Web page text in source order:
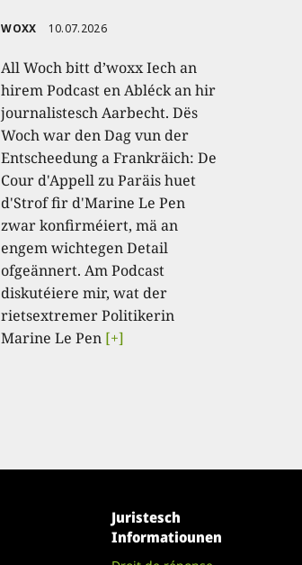
WOXX 10.07.2026
All Woch bitt d’woxx Iech an
hirem Podcast en Abléck an hir
journalistesch Aarbecht. Dës
Woch war den Dag vun der
Entscheedung a Frankräich: De
Cour d'Appell zu Paräis huet
d'Strof fir d'Marine Le Pen
zwar konfirméiert, mä an
engem wichtegen Detail
ofgeännert. Am Podcast
diskutéiere mir, wat der
rietsextremer Politikerin
Marine Le Pen [+]
Juristesch
Informatiounen